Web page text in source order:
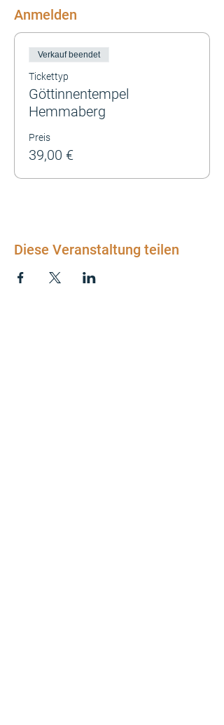
Anmelden
Verkauf beendet
Tickettyp
Göttinnentempel
Hemmaberg
Preis
39,00 €
Diese Veranstaltung teilen